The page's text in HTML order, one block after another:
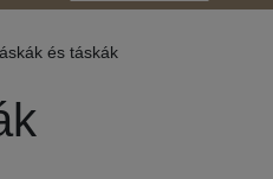
és táskák